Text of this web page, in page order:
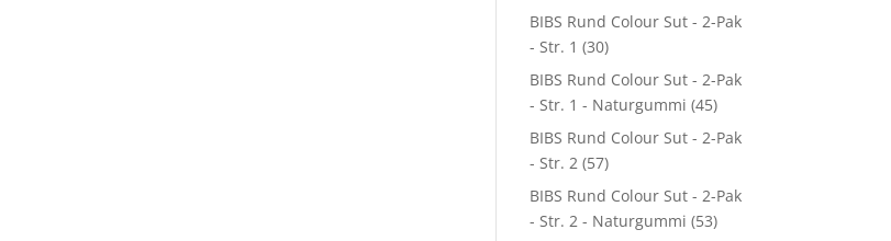
BIBS Rund Colour Sut - 2-Pak
- Str. 1 (30)
BIBS Rund Colour Sut - 2-Pak
- Str. 1 - Naturgummi (45)
BIBS Rund Colour Sut - 2-Pak
- Str. 2 (57)
BIBS Rund Colour Sut - 2-Pak
- Str. 2 - Naturgummi (53)